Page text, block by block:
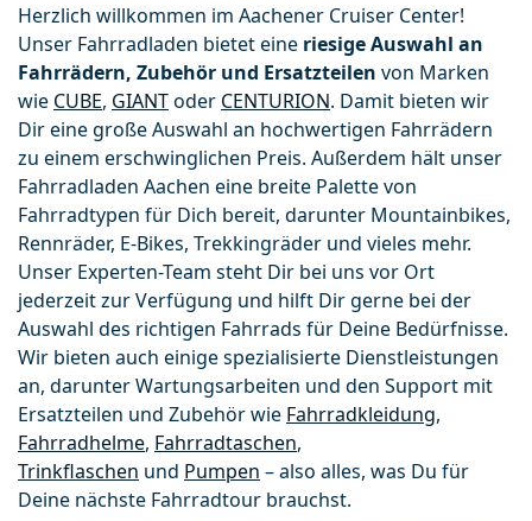
Herzlich willkommen im Aachener Cruiser Center!
Unser Fahrradladen bietet eine riesige Auswahl an
Fahrrädern, Zubehör und Ersatzteilen von Marken
wie CUBE, GIANT oder CENTURION. Damit bieten wir
Dir eine große Auswahl an hochwertigen Fahrrädern
zu einem erschwinglichen Preis. Außerdem hält unser
Fahrradladen Aachen eine breite Palette von
Fahrradtypen für Dich bereit, darunter Mountainbikes,
Rennräder, E-Bikes, Trekkingräder und vieles mehr.
Unser Experten-Team steht Dir bei uns vor Ort
jederzeit zur Verfügung und hilft Dir gerne bei der
Auswahl des richtigen Fahrrads für Deine Bedürfnisse.
Wir bieten auch einige spezialisierte Dienstleistungen
an, darunter Wartungsarbeiten und den Support mit
Ersatzteilen und Zubehör wie Fahrradkleidung
Fahrradhelme, Fahrradtaschen
Trinkflaschen und Pumpen – also alles, was Du für
Deine nächste Fahrradtour brauchst.